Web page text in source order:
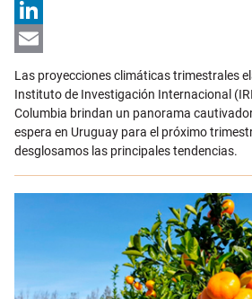
X
LinkedIn
Las proyecciones climáticas trimestrales
Instituto de Investigación Internacional
Columbia brindan un panorama
espera en Uruguay para el próximo
desglosamos las principales tendencias.